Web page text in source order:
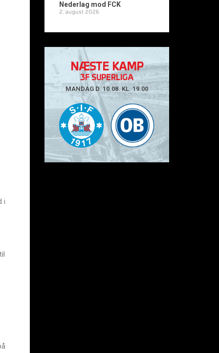
i
Nederlag mod FCK
2. august 2026
NÆSTE KAMP
3F SUPERLIGA
MANDAG D. 10.08. KL. 19.00